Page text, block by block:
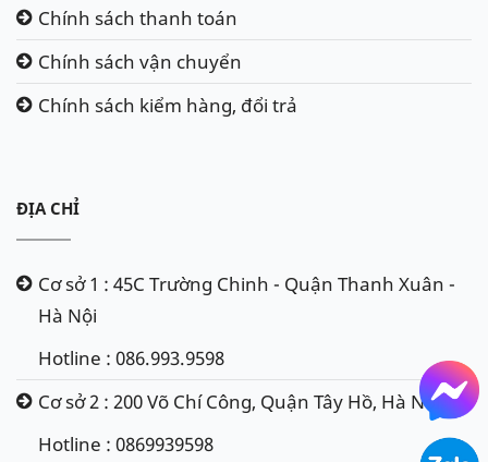
Chính sách thanh toán
Chính sách vận chuyển
Chính sách kiểm hàng, đổi trả
ĐỊA CHỈ
Cơ sở 1 : 45C Trường Chinh - Quận Thanh Xuân -
Hà Nội
Hotline : 086.993.9598
Cơ sở 2 : 200 Võ Chí Công, Quận Tây Hồ, Hà Nội
Hotline : 0869939598